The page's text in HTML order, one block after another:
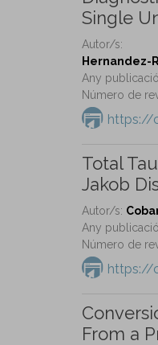
Single
Autor/s:
Hernandez-
Any
Número de
https://
Total
Jakob
Autor/s:
Any
Número de
https://
From a